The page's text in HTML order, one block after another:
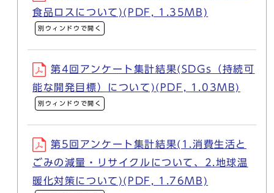
食品ロスについて)(PDF, 1.35MB)
別ウィンドウで開く
第4回アンケート集計結果(SDGs（持続可
能な開発目標）について)(PDF, 1.03MB)
別ウィンドウで開く
第5回アンケート集計結果(1.消費生活と
ごみの減量・リサイクルについて、2.地球温
暖化対策について)(PDF, 1.76MB)